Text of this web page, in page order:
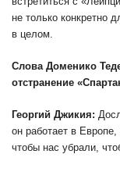
не только конкретно
в целом.
Слова Доменико
отстранение
Георгий Джикия:
он работает в
чтобы нас убрали,